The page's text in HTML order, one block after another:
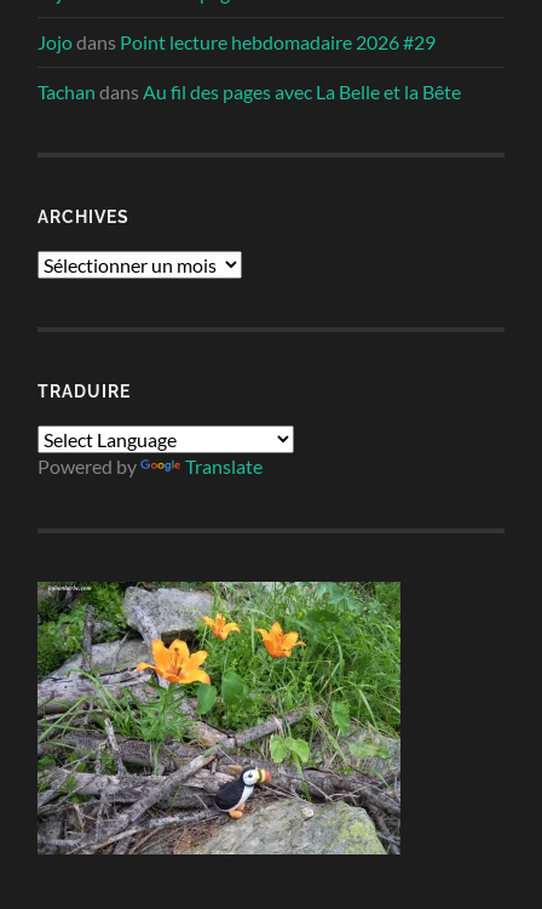
Jojodans Point lecture hebdomadaire 2026 #29
Tachan dansAu fil des pages avec La Belle et la Bête
ARCHIVES
Archives
TRADUIRE
Powered by Translate